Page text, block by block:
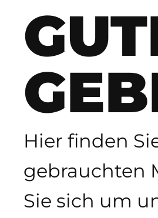
Hier finden
gebrauchten
Sie sich um